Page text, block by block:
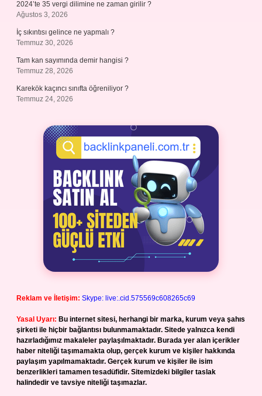
2024’te 35 vergi dilimine ne zaman girilir ?
Ağustos 3, 2026
İç sıkıntısı gelince ne yapmalı ?
Temmuz 30, 2026
Tam kan sayımında demir hangisi ?
Temmuz 28, 2026
Karekök kaçıncı sınıfta öğreniliyor ?
Temmuz 24, 2026
Reklam ve İletişim: Skype: live:.cid.575569c608265c69
Yasal Uyarı: Bu internet sitesi, herhangi bir marka, kurum veya şahıs
şirketi ile hiçbir bağlantısı bulunmamaktadır. Sitede yalnızca kendi
hazırladığımız makaleler paylaşılmaktadır. Burada yer alan içerikler
haber niteliği taşımamakta olup, gerçek kurum ve kişiler hakkında
paylaşım yapılmamaktadır. Gerçek kurum ve kişiler ile isim
benzerlikleri tamamen tesadüfidir. Sitemizdeki bilgiler taslak
halindedir ve tavsiye niteliği taşımazlar.